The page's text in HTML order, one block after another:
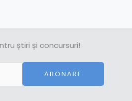
știri și concursuri!
ABONARE